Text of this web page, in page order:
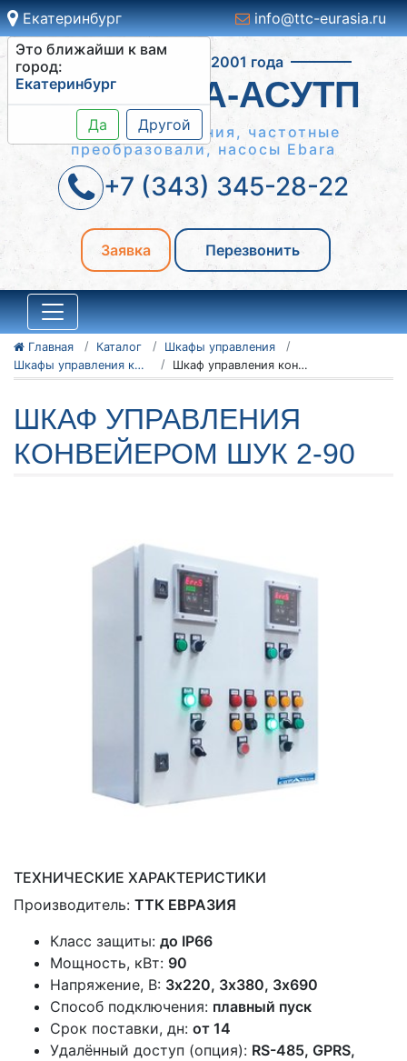
Екатеринбург
Это ближайши к вам
город:
Екатеринбург
Да Другой
info@ttc-eurasia.ru
Работаем с 2001 года
СИСТЕМА-АСУТП
Шкафы управления, частотные
преобразовали, насосы Ebara
+7 (343) 345-28-22
Заявка Перезвонить
Главная Каталог
Шкафы управления
Шкафы управления конвейерами
Шкаф управления конвейером ШУК 2-90
ШКАФ УПРАВЛЕНИЯ
КОНВЕЙЕРОМ ШУК 2-90
ТЕХНИЧЕСКИЕ ХАРАКТЕРИСТИКИ
Производитель: ТТК ЕВРАЗИЯ
Класс защиты: до IP66
Мощность, кВт: 90
Напряжение, В: 3x220, 3х380, 3х690
Способ подключения: плавный пуск
Срок поставки, дн: от 14
Удалённый доступ (опция): RS-485, GPRS,